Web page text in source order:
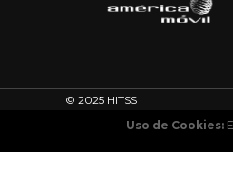
© 2025 HITSS
Uso de Cookies: